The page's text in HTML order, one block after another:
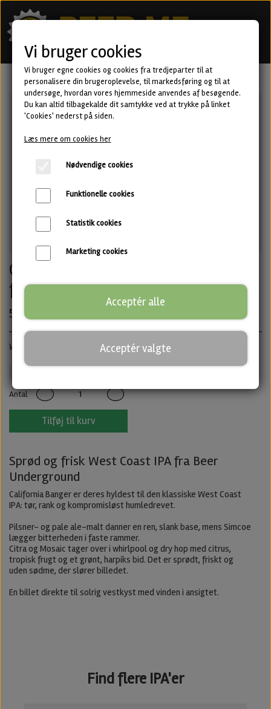
California Banger - West Coast IPA
fra Beer Underground
55,00 kr.
West Cost IPA · ABV: 6,4% · Dåse: 50 cl.
Antal
Tilføj til kurv
Sprød og frisk West Coast IPA fra Beer
Underground
California Banger er deres hyldest til den klassiske West Coast
IPA: tør, rank og kompromisløst humledrevet.
Pilsner- og pale ale-malt danner en ren, slank base, mens Simcoe
lægger bitterheden i faste rammer.
Citra og Mosaic tager over i whirlpool og dry hop med citrus,
tropisk frugt og et grønt, harpiks bid. Det er sprødt, friskt og
uden sødme, der slører billedet.
En billet direkte til solrig vestkyst med vinden i ansigtet.
Find flere IPA'er
Vi bruger cookies
Vi bruger egne cookies og cookies fra tredjeparter til at
personalisere din brugeroplevelse, til markedsføring og til at
undersøge, hvordan vores hjemmeside anvendes af besøgende.
Du kan altid tilbagekalde dit samtykke ved at trykke på linket
'Cookies' nederst på siden.
Læs mere om cookies her
Nødvendige cookies
Funktionelle cookies
Statistik cookies
Marketing cookies
Acceptér alle
Acceptér valgte